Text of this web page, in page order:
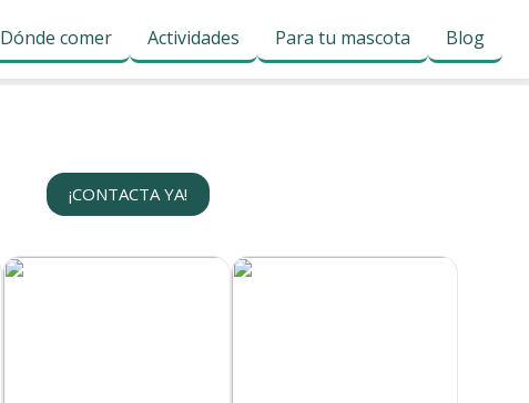
Dónde comer Actividades Para tu mascota Blog
¡CONTACTA YA!